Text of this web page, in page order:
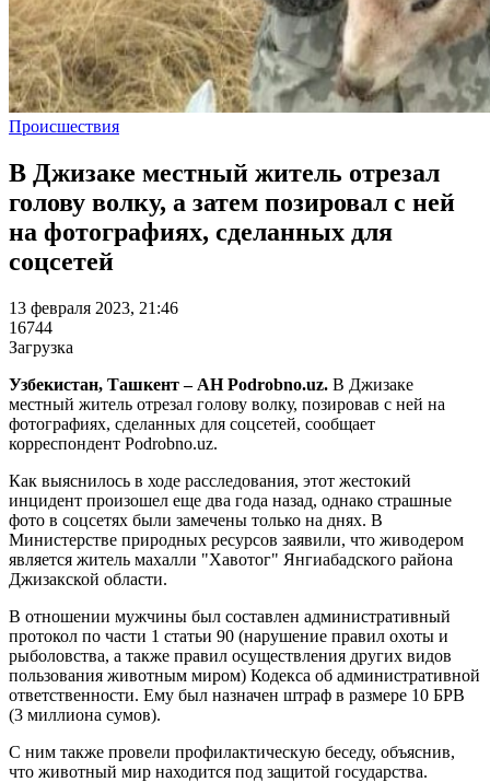
Происшествия
В Джизаке местный житель отрезал
голову волку, а затем позировал с ней
на фотографиях, сделанных для
соцсетей
13 февраля 2023, 21:46
16744
Загрузка
Узбекистан, Ташкент – АН Podrobno.uz. В Джизаке
местный житель отрезал голову волку, позировав с ней на
фотографиях, сделанных для соцсетей, сообщает
корреспондент Podrobno.uz.
Как выяснилось в ходе расследования, этот жестокий
инцидент произошел еще два года назад, однако страшные
фото в соцсетях были замечены только на днях. В
Министерстве природных ресурсов заявили, что живодером
является житель махалли "Хавотог" Янгиабадского района
Джизакской области.
В отношении мужчины был составлен административный
протокол по части 1 статьи 90 (нарушение правил охоты и
рыболовства, а также правил осуществления других видов
пользования животным миром) Кодекса об административной
ответственности. Ему был назначен штраф в размере 10 БРВ
(3 миллиона сумов).
С ним также провели профилактическую беседу, объяснив,
что животный мир находится под защитой государства.